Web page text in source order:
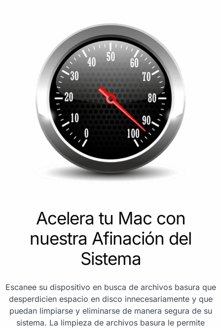
Acelera tu Mac con
nuestra Afinación del
Sistema
Escanee su dispositivo en busca de archivos basura que
desperdicien espacio en disco innecesariamente y que
puedan limpiarse y eliminarse de manera segura de su
sistema. La limpieza de archivos basura le permite